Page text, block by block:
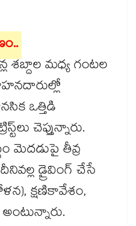
శబ్దాల మధ్య గంటల
ఒత్తిడి
చెప్తున్నారు.
మెదడుపై తీవ్ర
డ్రైవింగ్ చేసే
క్షణికావేశం,